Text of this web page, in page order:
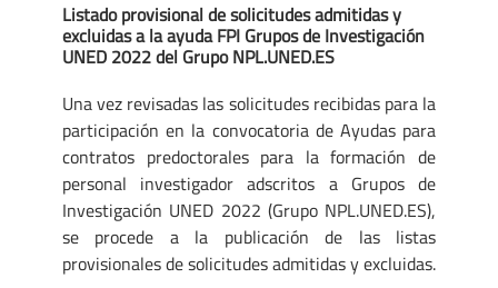
Listado provisional de solicitudes admitidas y
excluidas a la ayuda FPI Grupos de Investigación
UNED 2022 del Grupo NPL.UNED.ES
Una vez revisadas las solicitudes recibidas para la
participación en la convocatoria de Ayudas para
contratos predoctorales para la formación de
personal investigador adscritos a Grupos de
Investigación UNED 2022 (Grupo NPL.UNED.ES),
se procede a la publicación de las listas
provisionales de solicitudes admitidas y excluidas.